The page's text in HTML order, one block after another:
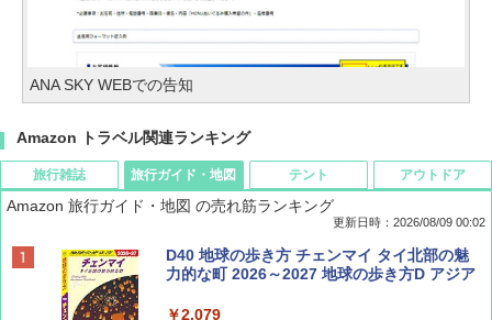
ANA SKY WEBでの告知
Amazon トラベル関連ランキング
旅行雑誌
BE-PAL(ビ-パル) 2026年 9 月号【特別付録:
SOTO ミニマル"旅"財布 ランダム2種】
￥1,500
旅行ガイド・地図
Amazon 旅行ガイド・地図 の売れ筋ランキング
更新日時：2026/08/09 00:02
D40 地球の歩き方 チェンマイ タイ北部の魅
力的な町 2026～2027 地球の歩き方D アジア
￥2,079
テント アウトドア